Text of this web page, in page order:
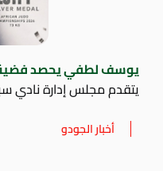
يوسف لطفي يحصد فضية
يتقدم مجلس إدارة نادي
أخبار الجودو